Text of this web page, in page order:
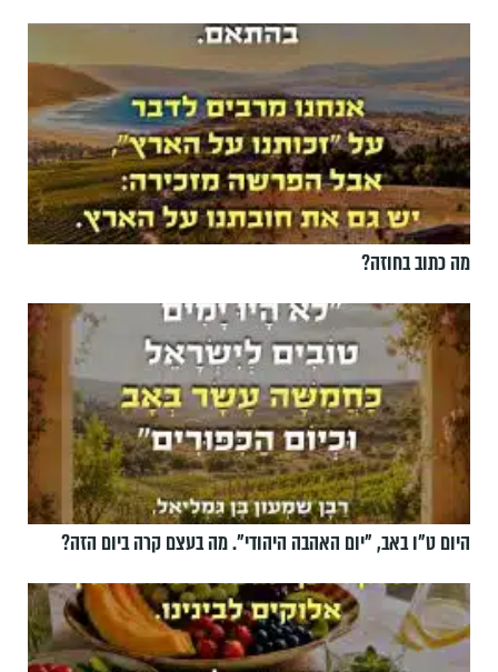
מה כתוב בחוזה?
היום ט"ו באב, ”יום האהבה היהודי". מה בעצם קרה ביום הזה?